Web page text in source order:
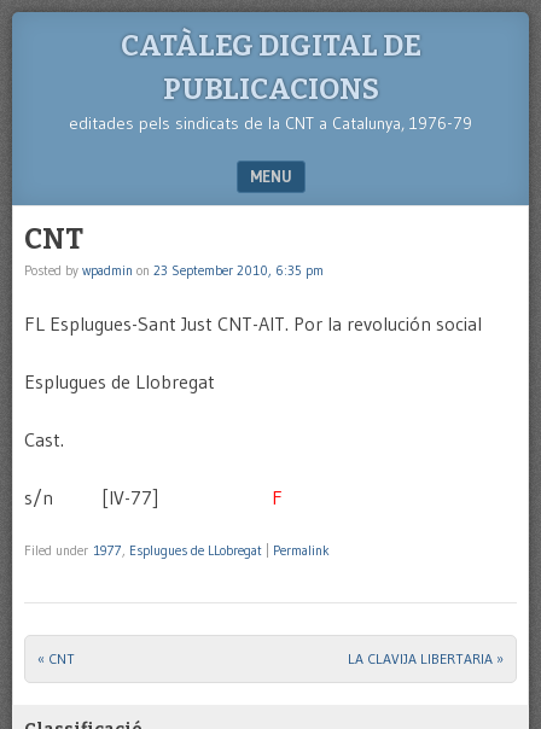
CATÀLEG DIGITAL DE
PUBLICACIONS
editades pels sindicats de la CNT a Catalunya, 1976-79
MENU
CNT
Posted by wpadmin on 23 September 2010, 6:35 pm
FL Esplugues-Sant Just CNT-AIT. Por la revolución social
Esplugues de Llobregat
Cast.
s/n [IV-77] F
Filed under 1977, Esplugues de LLobregat Permalink
Post navigation
« CNT LA CLAVIJA LIBERTARIA »